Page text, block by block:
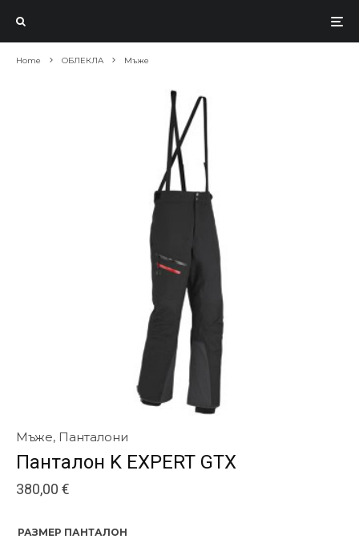
Home ОБЛЕКЛА Мъже
Мъже, Панталони
Панталон K EXPERT GTX
380,00 €
РАЗМЕР ПАНТАЛОН